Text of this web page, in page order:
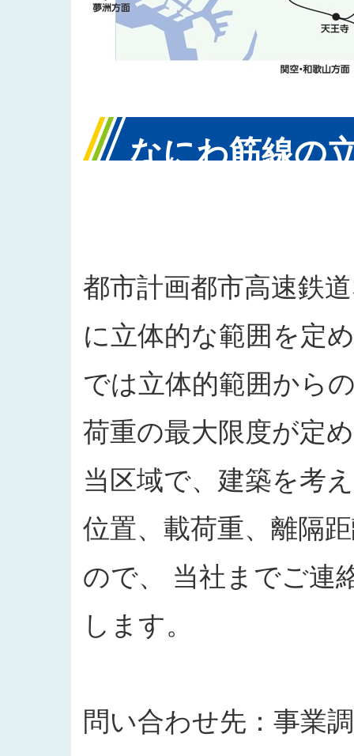
なにわ筋線の
都市計画都市高速鉄
に立体的な範囲を定
では立体的範囲から
荷重の最大限度が定
当区域で、建築を考
位置、載荷重、離隔
ので、 当社までご連
します。
問い合わせ先：事業